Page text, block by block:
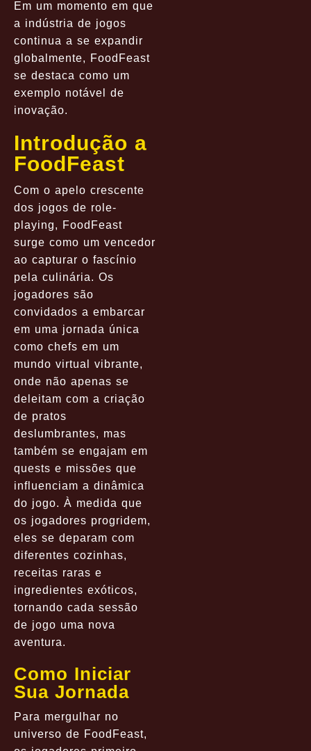
Em um momento em que
a indústria de jogos
continua a se expandir
globalmente, FoodFeast
se destaca como um
exemplo notável de
inovação.
Introdução a
FoodFeast
Com o apelo crescente
dos jogos de role-
playing, FoodFeast
surge como um vencedor
ao capturar o fascínio
pela culinária. Os
jogadores são
convidados a embarcar
em uma jornada única
como chefs em um
mundo virtual vibrante,
onde não apenas se
deleitam com a criação
de pratos
deslumbrantes, mas
também se engajam em
quests e missões que
influenciam a dinâmica
do jogo. À medida que
os jogadores progridem,
eles se deparam com
diferentes cozinhas,
receitas raras e
ingredientes exóticos,
tornando cada sessão
de jogo uma nova
aventura.
Como Iniciar
Sua Jornada
Para mergulhar no
universo de FoodFeast,